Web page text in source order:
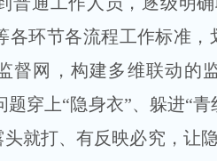
环节各流程工作标准，
督网，构建多维联动的
穿上“隐身衣”、躲进“
就打、有反映必究，让